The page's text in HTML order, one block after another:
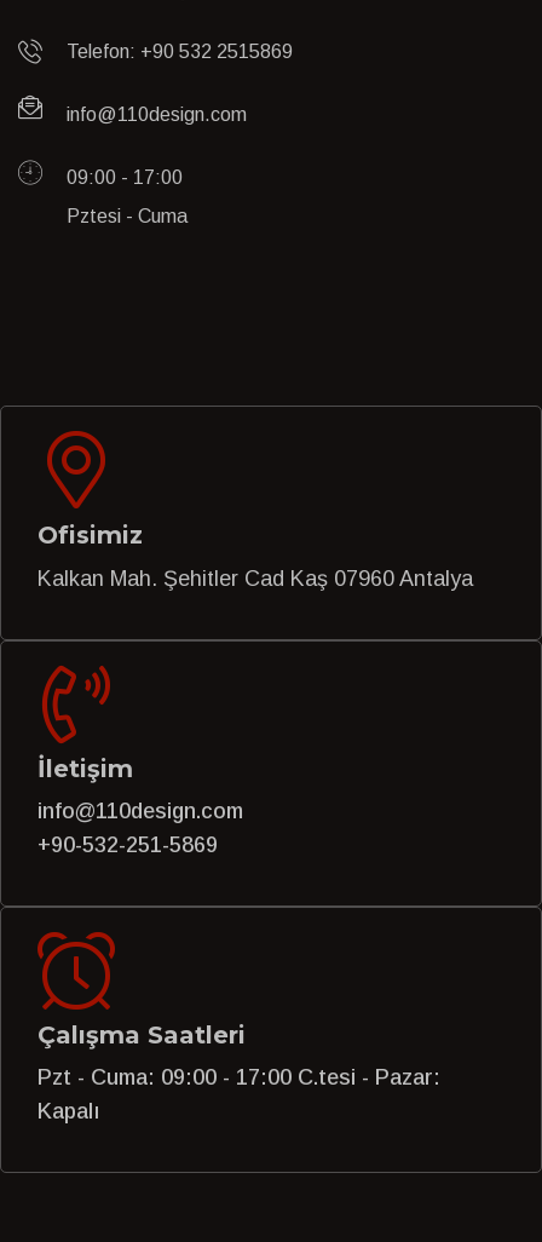
Telefon: +90 532 2515869
info@110design.com
09:00 - 17:00
Pztesi - Cuma
Ofisimiz
Kalkan Mah. Şehitler Cad Kaş 07960 Antalya
İletişim
info@110design.com
+90-532-251-5869
Çalışma Saatleri
Pzt - Cuma: 09:00 - 17:00 C.tesi - Pazar:
Kapalı